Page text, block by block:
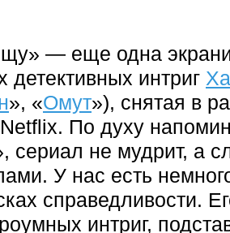
— еще одна
детективных интриг
», «Омут»), снятая в
По духу
сериал не мудрит, а
У нас есть
справедливости.
интриг,